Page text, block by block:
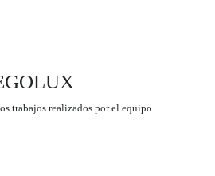
trabajos realizados por el equipo